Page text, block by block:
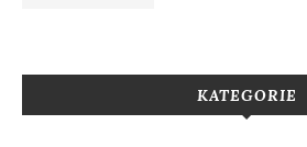
KATEGORIE